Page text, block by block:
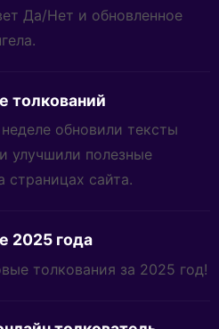
Да/Нет и обновленное
толкований
обновили тексты
улучшили полезные
страницах сайта.
2025 года
толкования за 2025 год!